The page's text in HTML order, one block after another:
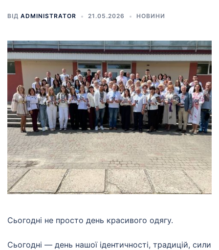
ВІД ADMINISTRATOR 21.05.2026 НОВИНИ
Сьогодні не просто день красивого одягу.
Сьогодні — день нашої ідентичності, традицій, сили